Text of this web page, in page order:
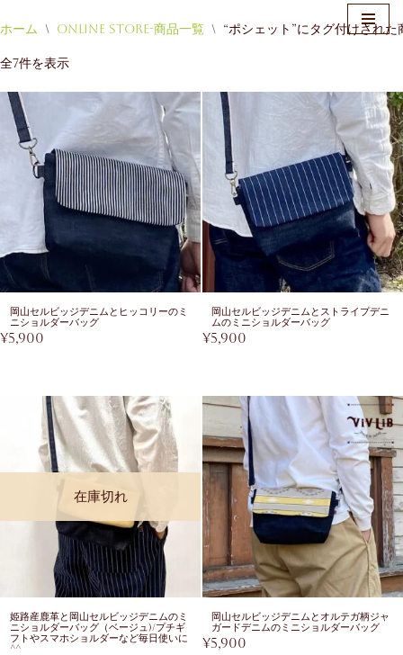
ン
テ
ン
ツ
プ
ホーム \ Online Store-商品一覧 \ “ポシェット”にタグ付けされた
全7件を表示
岡山セルビッジデニムとヒッコリーのミ
ニショルダーバッグ
¥5,900
岡山セルビッジデニムとストライプデニ
ムのミニショルダーバッグ
¥5,900
在庫切れ
姫路産鹿革と岡山セルビッジデニムのミ
ニショルダーバッグ（ベージュ)/プチギ
フトやスマホショルダーなど毎日使いに
^^
岡山セルビッジデニムとオルテガ柄ジャ
ガードデニムのミニショルダーバッグ
¥5,900